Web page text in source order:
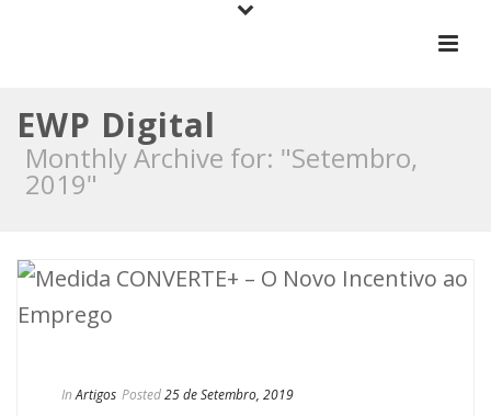
EWP Digital
Monthly Archive for: "Setembro,
2019"
In Artigos Posted25 de Setembro, 2019